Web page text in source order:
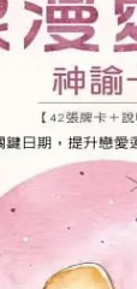
кондиционеров